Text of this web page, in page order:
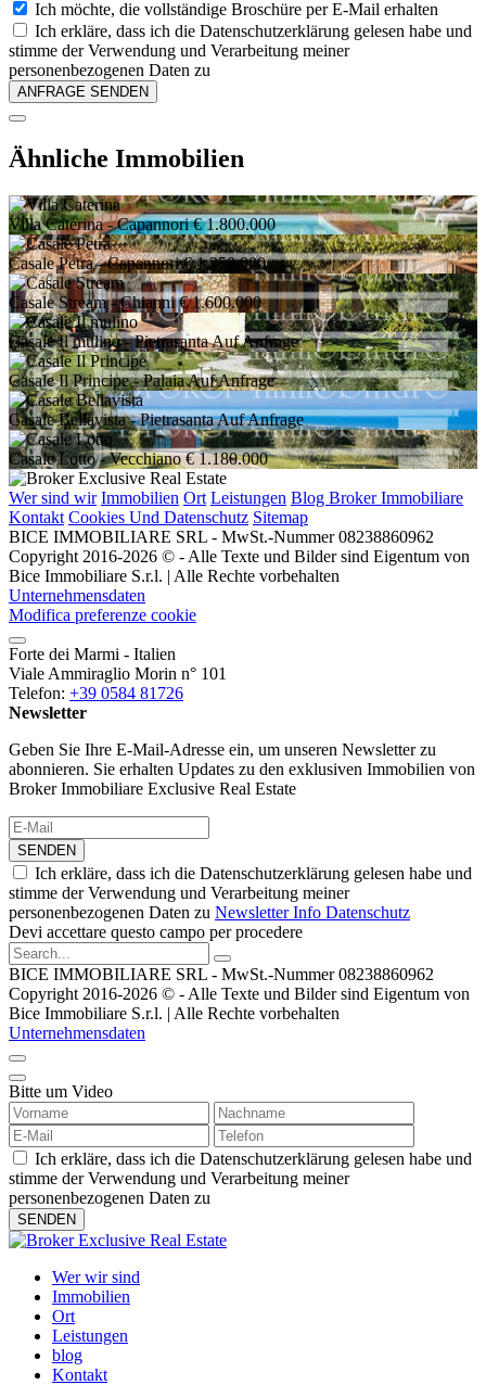
Ich möchte, die vollständige Broschüre per E-Mail erhalten
Ich erkläre, dass ich die Datenschutzerklärung gelesen habe und
stimme der Verwendung und Verarbeitung meiner
personenbezogenen Daten zu
Ähnliche Immobilien
Villa Caterina- Capannori € 1.800.000
Casale Petra- Capannori € 1.350.000
Casale Stream- Chianni € 1.600.000
Casale Il mulino- PietrasantaAuf Anfrage
Casale Il Principe- PalaiaAuf Anfrage
Casale Bellavista- PietrasantaAuf Anfrage
Casale Lotto- Vecchiano € 1.180.000
Wer sind wir Immobilien Ort Leistungen Blog Broker Immobiliare
Kontakt Cookies Und Datenschutz Sitemap
BICE IMMOBILIARE SRL - MwSt.-Nummer 08238860962
Copyright 2016-2026 © - Alle Texte und Bilder sind Eigentum von
Bice Immobiliare S.r.l. | Alle Rechte vorbehalten
Unternehmensdaten
Modifica preferenze cookie
Forte dei Marmi - Italien
Viale Ammiraglio Morin n° 101
Telefon: +39 0584 81726
Newsletter
Geben Sie Ihre E-Mail-Adresse ein, um unseren Newsletter zu
abonnieren. Sie erhalten Updates zu den exklusiven Immobilien von
Broker Immobiliare Exclusive Real Estate
SENDEN
Ich erkläre, dass ich die Datenschutzerklärung gelesen habe und
stimme der Verwendung und Verarbeitung meiner
personenbezogenen Daten zu Newsletter Info Datenschutz
Devi accettare questo campo per procedere
BICE IMMOBILIARE SRL - MwSt.-Nummer 08238860962
Copyright 2016-2026 © - Alle Texte und Bilder sind Eigentum von
Bice Immobiliare S.r.l. | Alle Rechte vorbehalten
Unternehmensdaten
Bitte um Video
Ich erkläre, dass ich die Datenschutzerklärung gelesen habe und
stimme der Verwendung und Verarbeitung meiner
personenbezogenen Daten zu
Wer wir sind
Immobilien
Ort
Leistungen
blog
Kontakt